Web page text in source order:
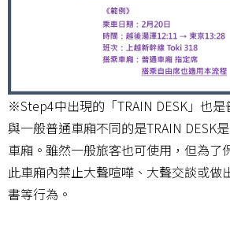
※Step4中出現的「TRAIN DESK」也
與一般普通車廂不同的是TRAIN DESK
車廂。雖然一般旅客也可使用，但為了
此車廂內禁止大聲喧嘩、大聲交談或做
書等行為。